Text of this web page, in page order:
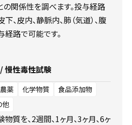
関係性を調べます。投与経路
、皮内、静脈内、肺（気道）、腹
路で可能です。
慢性毒性試験
農薬 化学物質
食品添加物
他
質を、2週間、1ヶ月、3ヶ月、6ヶ